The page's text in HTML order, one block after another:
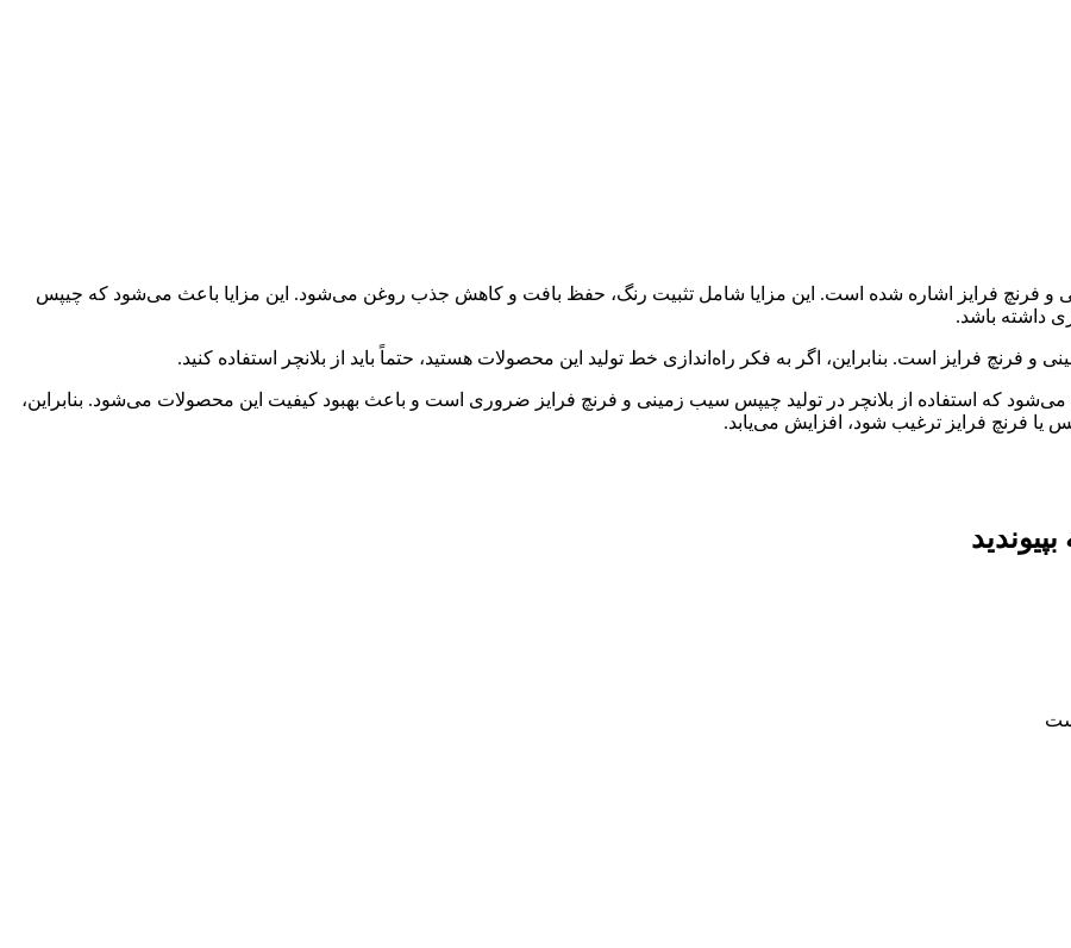
و فرنچ فرایز اشاره شده است. این مزایا شامل تثبیت رنگ، حفظ بافت و کاهش جذب روغن می‌شود. این مزایا باعث می‌شود که چیپس
داشته باشد.
فرایز است. بنابراین، اگر به فکر راه‌اندازی خط تولید این محصولات هستید، حتماً باید از بلانچر استفاده کنید.
که استفاده از بلانچر در تولید چیپس سیب زمینی و فرنچ فرایز ضروری است و باعث بهبود کیفیت این محصولات می‌شود. بنابراین،
یا فرنچ فرایز ترغیب شود، افزایش می‌یابد.